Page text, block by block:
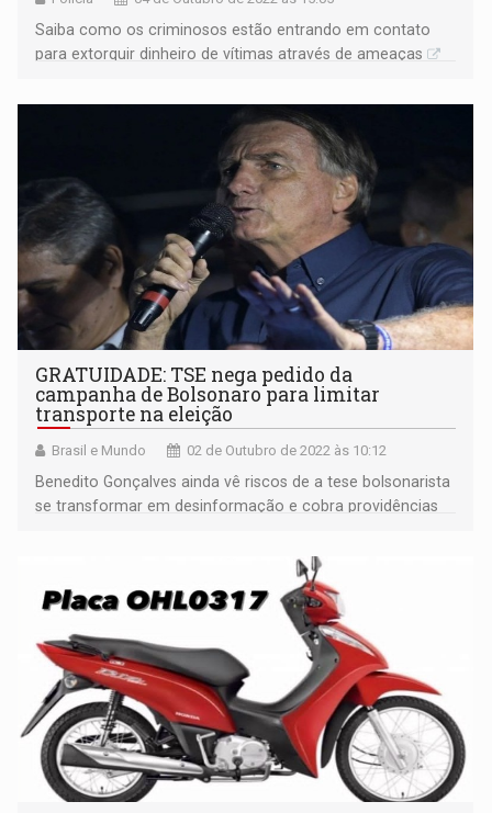
Saiba como os criminosos estão entrando em contato
para extorquir dinheiro de vítimas através de ameaças
GRATUIDADE: TSE nega pedido da
campanha de Bolsonaro para limitar
transporte na eleição
Brasil e Mundo 02 de Outubro de 2022 às 10:12
Benedito Gonçalves ainda vê riscos de a tese bolsonarista
se transformar em desinformação e cobra providências